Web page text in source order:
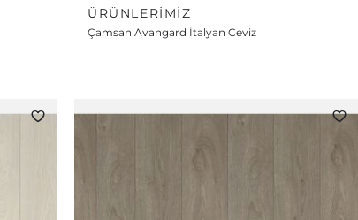
ÜRÜNLERIMIZ
Çamsan Avangard İtalyan Ceviz